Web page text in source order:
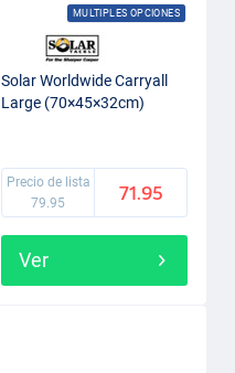
MULTIPLES OPCIONES
Solar Worldwide Carryall
Large (70×45×32cm)
Precio de lista
79.95
71.95
Ver